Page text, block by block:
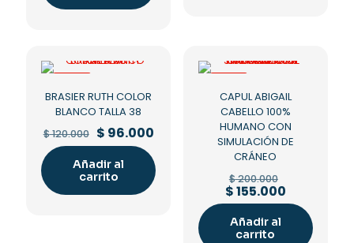
BRASIER RUTH COLOR
BLANCO TALLA 38
$120.000 Original
price
was:
$ 120.000.
$ 96.000Current
is:
$ 96.000.
Añadir al
carrito
CAPUL ABIGAIL
CABELLO 100%
HUMANO CON
SIMULACIÓN DE
CRÁNEO
$200.000
price
was:
$ 200.000.
$155.000Current
price
$ 155.000.
Añadir al
carrito